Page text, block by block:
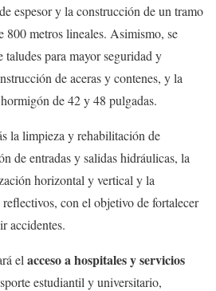
espesor y la construcción de un tramo
metros lineales. Asimismo, se
para mayor seguridad y
de aceras y contenes, y la
de 42 y 48 pulgadas.
la limpieza y rehabilitación de
de entradas y salidas hidráulicas, la
horizontal y vertical y la
con el objetivo de fortalecer
accidentes.
el acceso a hospitales y servicios
estudiantil y universitario,